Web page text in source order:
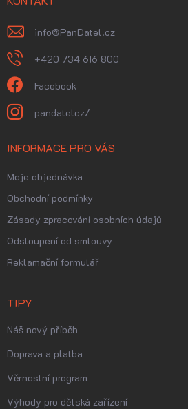
info@PanDatel.cz
+420 734 616 800
Facebook
pandatelcz/
INFORMACE PRO VÁS
Moje objednávka
Obchodní podmínky
Zásady zpracování osobních údajů
Odstoupení od smlouvy
Reklamační formulář
TIPY
Náš nový příběh
Doprava a platba
Věrnostní program
Výhody pro dětská zařízení